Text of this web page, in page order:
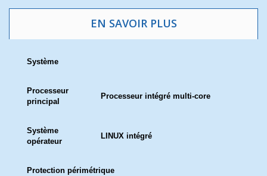
EN SAVOIR PLUS
Système
Processeur
principal
Processeur intégré multi-core
Système
opérateur
LINUX intégré
Protection périmétrique